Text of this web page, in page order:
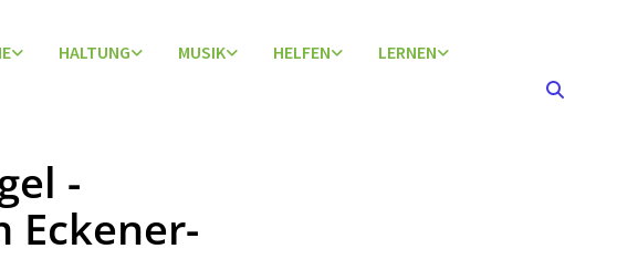
HALTUNG MUSIK HELFEN LERNEN
-
Eckener-